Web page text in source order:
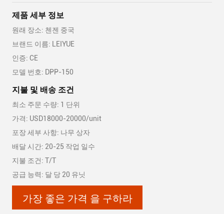
제품 세부 정보
원래 장소: 첸젠 중국
브랜드 이름: LEIYUE
인증: CE
모델 번호: DPP-150
지불 및 배송 조건
최소 주문 수량: 1 단위
가격: USD18000-20000/unit
포장 세부 사항: 나무 상자
배달 시간: 20-25 작업 일수
지불 조건: T/T
공급 능력: 달 당 20 유닛
가장 좋은 가격 을 구하라